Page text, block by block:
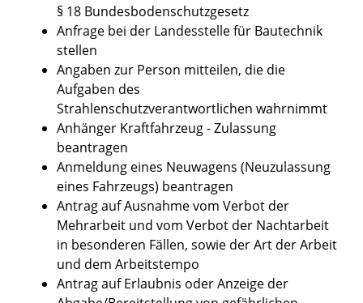
§ 18 Bundesbodenschutzgesetz
Anfrage bei der Landesstelle für Bautechnik
stellen
Angaben zur Person mitteilen, die die
Aufgaben des
Strahlenschutzverantwortlichen wahrnimmt
Anhänger Kraftfahrzeug - Zulassung
beantragen
Anmeldung eines Neuwagens (Neuzulassung
eines Fahrzeugs) beantragen
Antrag auf Ausnahme vom Verbot der
Mehrarbeit und vom Verbot der Nachtarbeit
in besonderen Fällen, sowie der Art der Arbeit
und dem Arbeitstempo
Antrag auf Erlaubnis oder Anzeige der